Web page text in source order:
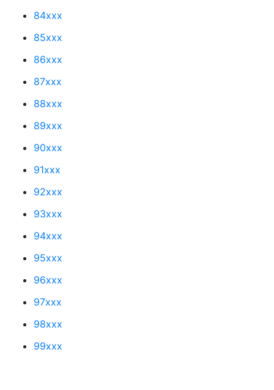
84xxx
85xxx
86xxx
87xxx
88xxx
89xxx
90xxx
91xxx
92xxx
93xxx
94xxx
95xxx
96xxx
97xxx
98xxx
99xxx